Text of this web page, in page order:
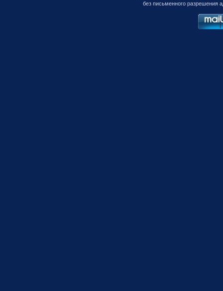
без письменного разрешения